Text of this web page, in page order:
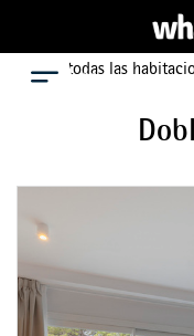
Menú
Ver todas las